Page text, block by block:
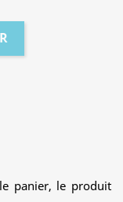
panier, le produit